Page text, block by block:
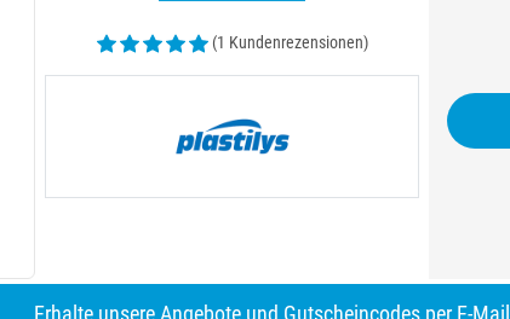
(1 Kundenrezensionen)
Erhalte unsere Angebote und Gutscheincodes per E-Mail